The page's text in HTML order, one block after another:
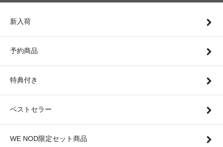
新入荷
予約商品
特典付き
ベストセラー
WE NOD限定セット商品